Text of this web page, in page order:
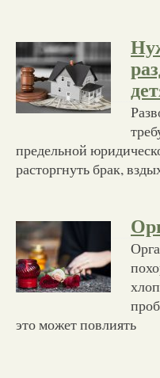
предельной
расторгнуть брак,
это может повлиять